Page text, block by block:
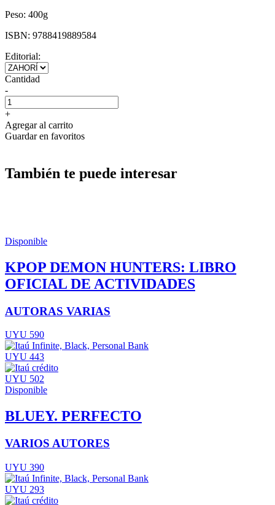
Peso: 400g
ISBN: 9788419889584
Editorial:
Cantidad
-
+
Agregar al carrito
Guardar en favoritos
También te puede interesar
Disponible
KPOP DEMON HUNTERS: LIBRO
OFICIAL DE ACTIVIDADES
AUTORAS VARIAS
UYU 590
UYU 443
UYU 502
Disponible
BLUEY. PERFECTO
VARIOS AUTORES
UYU 390
UYU 293